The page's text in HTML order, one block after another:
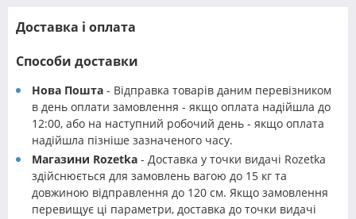
Доставка і оплата
Способи доставки
Нова Пошта - Відправка товарів даним перевізником
в день оплати замовлення - якщо оплата надійшла до
12:00, або на наступний робочий день - якщо оплата
надійшла пізніше зазначеного часу.
Магазини Rozetka - Доставка у точки видачі Rozetka
здійснюється для замовлень вагою до 15 кг та
довжиною відправлення до 120 см. Якщо замовлення
перевищує ці параметри, доставка до точки видачі